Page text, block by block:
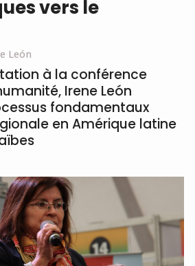
vers le
León
à la conférence
Irene León
fondamentaux
en Amérique latine